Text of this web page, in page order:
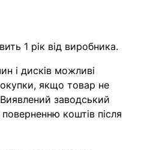
1 рік від виробника.
і дисків можливі
якщо товар не
Виявлений заводський
поверненню коштів після